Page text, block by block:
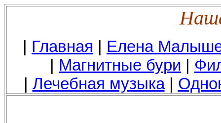
| Главная | Елена
| Магнитные бури |
| Лечебная музыка|